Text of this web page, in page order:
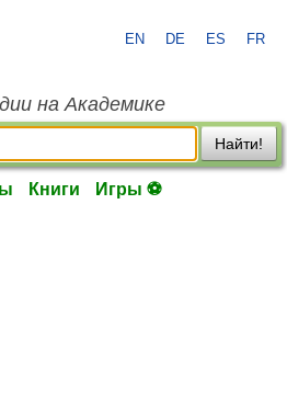
EN DE ES FR
на Академике
Найти!
Книги Игры ⚽